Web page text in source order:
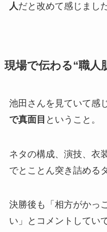
人 だと改めて感じました
現場で伝わる“職人
池田さんを見ていて感
で真面目 ということ。
ネタの構成、演技、衣
でとことん突き詰める
決勝後も「相方がかっ
い」とコメントしていて